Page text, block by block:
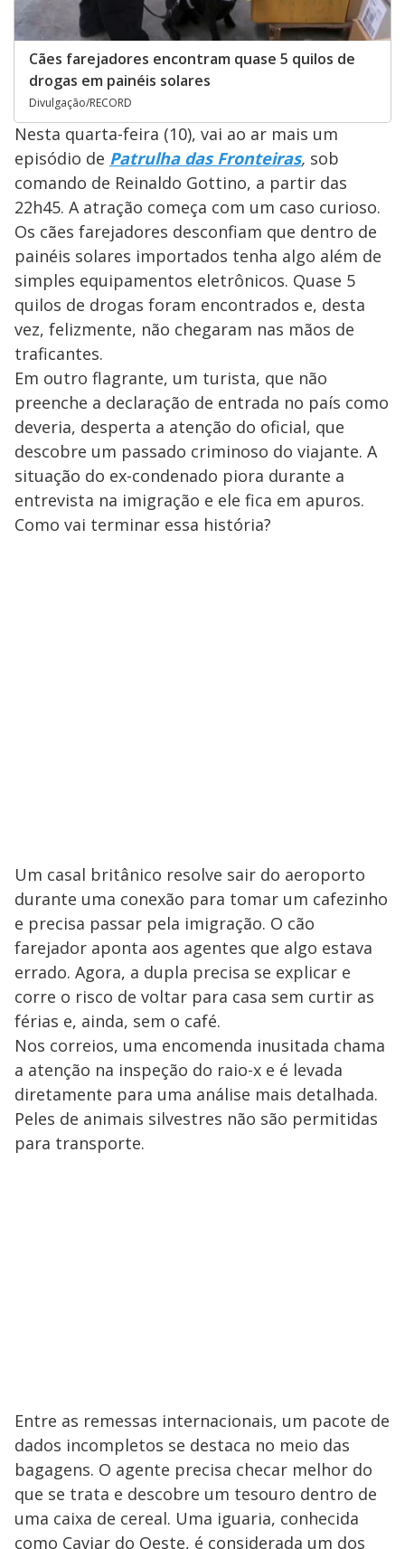
Cães farejadores encontram quase 5 quilos de
drogas em painéis solares
Divulgação/RECORD
Nesta quarta-feira (10), vai ao ar mais um
episódio de Patrulha das Fronteiras, sob
comando de Reinaldo Gottino, a partir das
22h45. A atração começa com um caso curioso.
Os cães farejadores desconfiam que dentro de
painéis solares importados tenha algo além de
simples equipamentos eletrônicos. Quase 5
quilos de drogas foram encontrados e, desta
vez, felizmente, não chegaram nas mãos de
traficantes.
Em outro flagrante, um turista, que não
preenche a declaração de entrada no país como
deveria, desperta a atenção do oficial, que
descobre um passado criminoso do viajante. A
situação do ex-condenado piora durante a
entrevista na imigração e ele fica em apuros.
Como vai terminar essa história?
Um casal britânico resolve sair do aeroporto
durante uma conexão para tomar um cafezinho
e precisa passar pela imigração. O cão
farejador aponta aos agentes que algo estava
errado. Agora, a dupla precisa se explicar e
corre o risco de voltar para casa sem curtir as
férias e, ainda, sem o café.
Nos correios, uma encomenda inusitada chama
a atenção na inspeção do raio-x e é levada
diretamente para uma análise mais detalhada.
Peles de animais silvestres não são permitidas
para transporte.
Entre as remessas internacionais, um pacote de
dados incompletos se destaca no meio das
bagagens. O agente precisa checar melhor do
que se trata e descobre um tesouro dentro de
uma caixa de cereal. Uma iguaria, conhecida
como Caviar do Oeste, é considerada um dos